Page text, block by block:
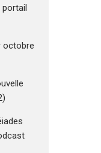
portail
octobre